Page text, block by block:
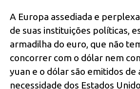
A Europa assediada e
de suas instituições políticas,
armadilha do euro, que não
concorrer com o dólar nem
yuan e o dólar são emitidos de
necessidade dos Estados